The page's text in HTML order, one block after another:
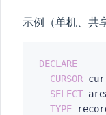
示例（单机、共
DECLARE
CURSOR cur
SELECT
TYPE